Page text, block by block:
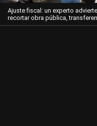
Ajuste fiscal: un experto
recortar obra pública,